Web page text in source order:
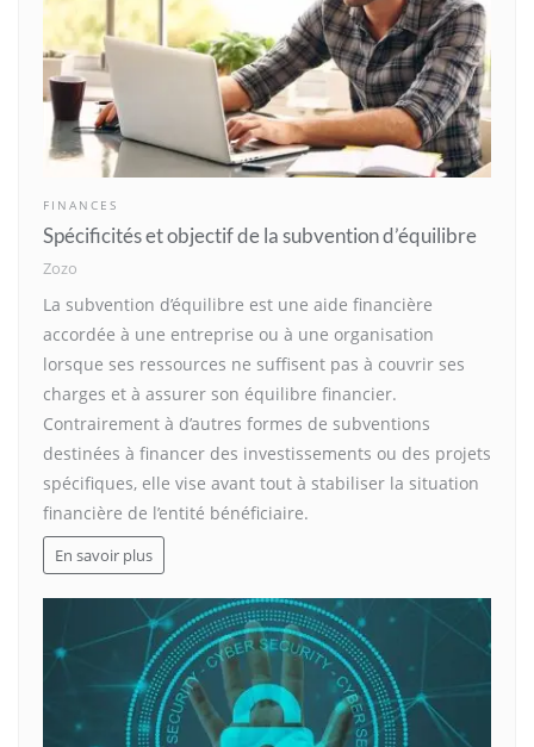
FINANCES
Spécificités et objectif de la subvention d’équilibre
Zozo
La subvention d’équilibre est une aide financière
accordée à une entreprise ou à une organisation
lorsque ses ressources ne suffisent pas à couvrir ses
charges et à assurer son équilibre financier.
Contrairement à d’autres formes de subventions
destinées à financer des investissements ou des projets
spécifiques, elle vise avant tout à stabiliser la situation
financière de l’entité bénéficiaire.
En savoir plus